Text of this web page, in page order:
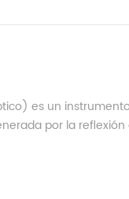
es un
por la reflexión